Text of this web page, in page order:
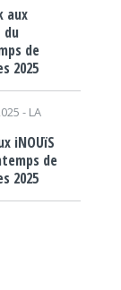
aux
du
de
2025
- LA
iNOUïS
de
2025